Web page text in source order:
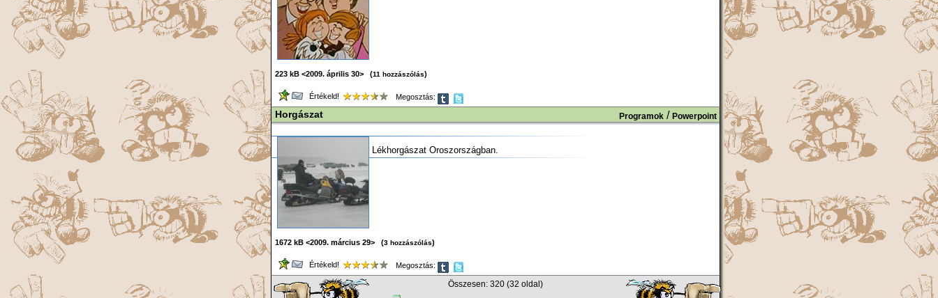
223 kB <2009. április 30> (11 hozzászólás)
Értékeld! Megosztás:
Horgászat Programok/ Powerpoint
Lékhorgászat Oroszországban.
1672 kB <2009. március 29> (3 hozzászólás)
Értékeld! Megosztás:
Összesen: 320 (32 oldal)